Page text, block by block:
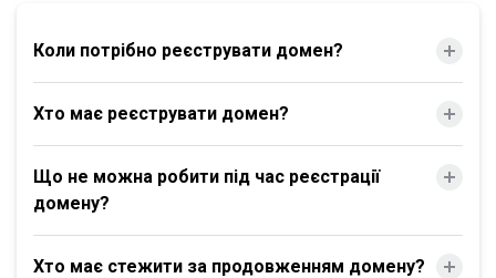
Коли потрібно реєструвати домен?
Хто має реєструвати домен?
Що не можна робити під час реєстрації
домену?
Хто має стежити за продовженням домену?